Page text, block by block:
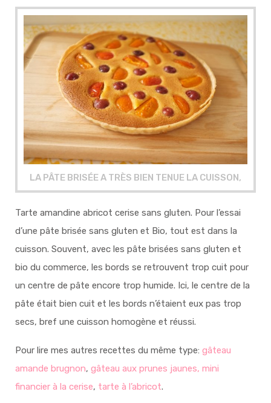
LA PÂTE BRISÉE A TRÈS BIEN TENUE LA CUISSON,
Tarte amandine abricot cerise sans gluten. Pour l’essai
d’une pâte brisée sans gluten et Bio, tout est dans la
cuisson. Souvent, avec les pâte brisées sans gluten et
bio du commerce, les bords se retrouvent trop cuit pour
un centre de pâte encore trop humide. Ici, le centre de la
pâte était bien cuit et les bords n’étaient eux pas trop
secs, bref une cuisson homogène et réussi.
Pour lire mes autres recettes du même type: gâteau
amande brugnon, gâteau aux prunes jaunes, mini
financier à la cerise, tarte à l’abricot.